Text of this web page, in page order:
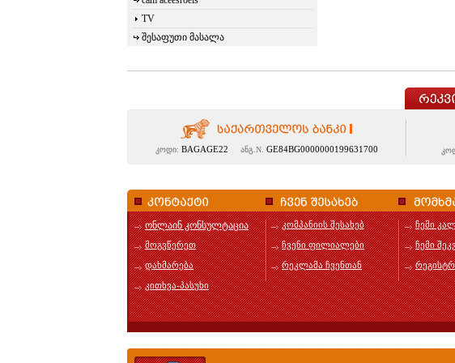
TV
შესაფუთი მასალა
კოდი: BAGAGE22 ანგ.N. GE84BG0000000199631700
ონლაინ კონსულტაცია
მოგვწერეთ
დახმარება
კითხვა-პასუხი
კომპანიის შესახებ
ჩვენი ფილიალები
რეკლამა ჩვენთან
ჩემი
ჩემი